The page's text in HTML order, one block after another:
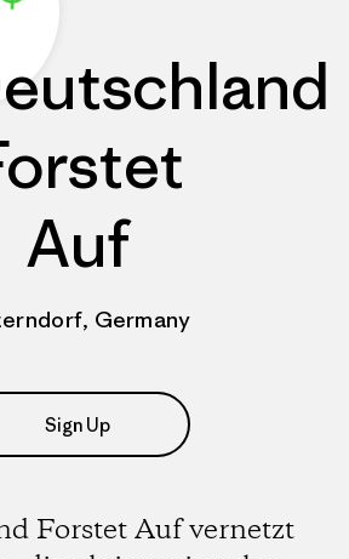
Auf
Germany
Sign Up
Forstet Auf vernetzt